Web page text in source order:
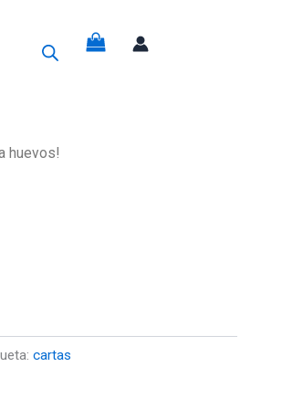
huevos!
cartas